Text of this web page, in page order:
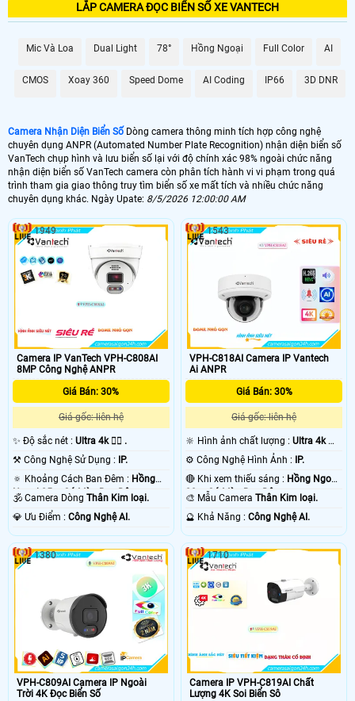
LẮP CAMERA ĐỌC BIỂN SỐ XE VANTECH
Mic Và Loa Dual Light 78° Hồng Ngoại Full Color AI
CMOS Xoay 360 Speed Dome AI Coding IP66 3D DNR
Camera Nhận Diện Biển Số Dòng camera thông minh tích hợp công nghệ
chuyên dụng ANPR (Automated Number Plate Recognition) nhận diện biển số
VanTech chụp hình và lưu biển số lại với độ chính xác 98% ngoài chức năng
nhận diện biển số VanTech camera còn phân tích hành vi vi phạm trong quá
trình tham gia giao thông truy tìm biển số xe mất tích và nhiều chức năng
chuyên dụng khác. Ngày Upate: 8/5/2026 12:00:00 AM
Camera IP VanTech VPH-C808AI
8MP Công Nghệ ANPR
Giá Bán: 30%
Giá gốc: liên hệ
✨ Độ sắc nét : Ultra 4k 👍🏾 .
⚒ Công Nghệ Sử Dụng :
IP.
🔅 Khoảng Cách Ban Đêm : Hồng
Ngoại 25m Có Màu Ban Ðêm.
🕉️ Camera Dòng Thân Kim loại.
️💎 Ưu Điểm : Công Nghệ AI.
1949
VPH-C818AI Camera IP Vantech
Ai ANPR
Giá Bán: 30%
Giá gốc: liên hệ
🔆 Hình ảnh chất lượng :Ultra 4k 👍🏾
.
⚙ Công Nghệ Hình Ảnh :
IP.
🔴 Khi xem thiếu sáng : Hồng Ngoại
20m Có Màu Ban Ðêm.
🎨 Mẫu CameraThân Kim loại.
️🔮 Khả Năng :Công Nghệ AI.
1543
VPH-C809AI Camera IP Ngoài
Trời 4K Đọc Biển Số
1380
Camera IP VPH-C819AI Chất
Lượng 4K Soi Biển Sô
1710